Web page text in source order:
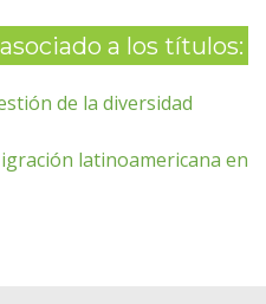
a los títulos:
de la diversidad
latinoamericana en